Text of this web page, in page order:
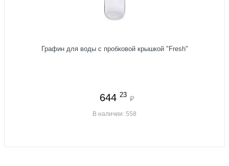
Графин для воды с пробковой крышкой "Fresh"
644 23 ₽
В наличии: 558